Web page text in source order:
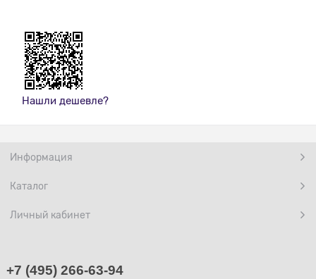
Нашли дешевле?
Информация
Каталог
Личный кабинет
+7 (495) 266-63-94